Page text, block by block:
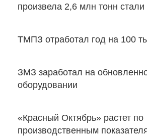
произвела 2,6 млн тонн стали
ТМПЗ отработал год на 100
ЗМЗ заработал на
оборудовании
«Красный Октябрь» растет по
производственным